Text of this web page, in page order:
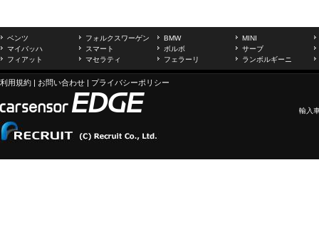
ベンツ フォルクスワーゲン BMW
MINI
マイバッハ
スマート ボルボ
サーブ
フィアット
マセラティ フェラーリ ランボルギーニ
利用規約 | お問い合わせ | プライバシーポリシー
輸入